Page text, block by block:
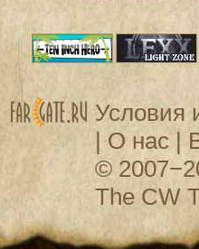
Условия
| О нас |
©
The CW